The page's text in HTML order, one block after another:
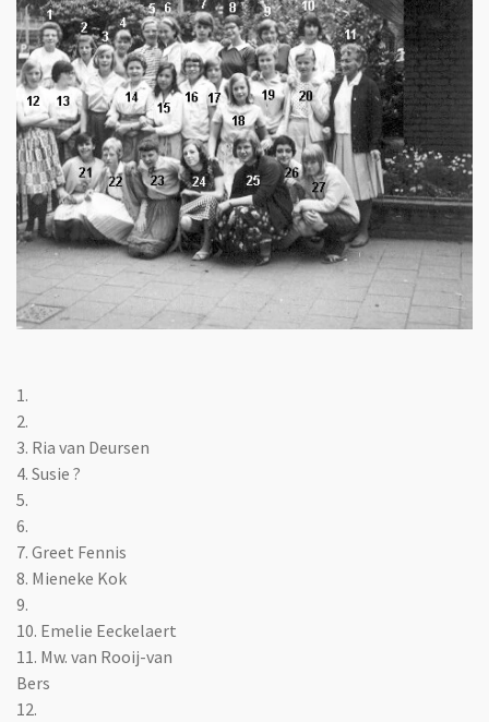
1.
2.
3. Ria van Deursen
4. Susie ?
5.
6.
7. Greet Fennis
8. Mieneke Kok
9.
10. Emelie Eeckelaert
11. Mw. van Rooij-van
Bers
12.